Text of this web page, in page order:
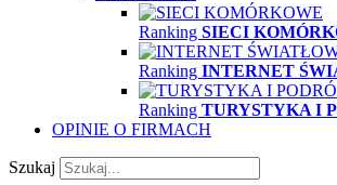
Ranking SIECI
Ranking INTERNET
Ranking TURYSTYKA I
OPINIE O FIRMACH
Szukaj